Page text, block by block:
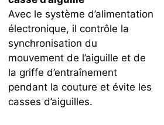
Avec le système d’alimentation
électronique, il contrôle la
synchronisation du
mouvement de l’aiguille et de
la griffe d’entraînement
pendant la couture et évite les
casses d’aiguilles.